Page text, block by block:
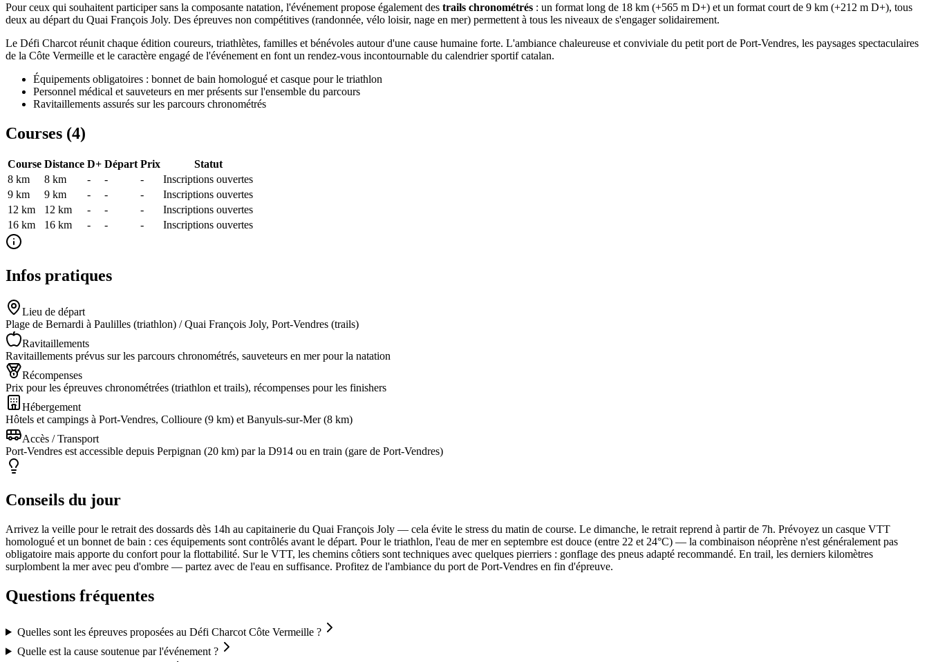
Pour ceux qui souhaitent participer sans la composante natation, l'événement propose également des trails chronométrés : un format long de 18 km (+565 m D+) et un format court de 9 km (+212 m D+), tous
deux au départ du Quai François Joly. Des épreuves non compétitives (randonnée, vélo loisir, nage en mer) permettent à tous les niveaux de s'engager solidairement.
Le Défi Charcot réunit chaque édition coureurs, triathlètes, familles et bénévoles autour d'une cause humaine forte. L'ambiance chaleureuse et conviviale du petit port de Port-Vendres, les paysages spectaculaires
de la Côte Vermeille et le caractère engagé de l'événement en font un rendez-vous incontournable du calendrier sportif catalan.
Équipements obligatoires : bonnet de bain homologué et casque pour le triathlon
Personnel médical et sauveteurs en mer présents sur l'ensemble du parcours
Ravitaillements assurés sur les parcours chronométrés
Courses (4)
Course Distance D+ Départ Prix
Statut
8 km
8 km - - -
Inscriptions ouvertes
9 km
9 km - - -
Inscriptions ouvertes
12 km
12 km - - -
Inscriptions ouvertes
16 km
16 km - - - Inscriptions ouvertes
Infos pratiques
Lieu de départ
Plage de Bernardi à Paulilles (triathlon) / Quai François Joly, Port-Vendres (trails)
Ravitaillements
Ravitaillements prévus sur les parcours chronométrés, sauveteurs en mer pour la natation
Récompenses
Prix pour les épreuves chronométrées (triathlon et trails), récompenses pour les finishers
Hébergement
Hôtels et campings à Port-Vendres, Collioure (9 km) et Banyuls-sur-Mer (8 km)
Accès / Transport
Port-Vendres est accessible depuis Perpignan (20 km) par la D914 ou en train (gare de Port-Vendres)
Conseils du jour
Arrivez la veille pour le retrait des dossards dès 14h au capitainerie du Quai François Joly — cela évite le stress du matin de course. Le dimanche, le retrait reprend à partir de 7h. Prévoyez un casque VTT
homologué et un bonnet de bain : ces équipements sont contrôlés avant le départ. Pour le triathlon, l'eau de mer en septembre est douce (entre 22 et 24°C) — la combinaison néoprène n'est généralement pas
obligatoire mais apporte du confort pour la flottabilité. Sur le VTT, les chemins côtiers sont techniques avec quelques pierriers : gonflage des pneus adapté recommandé. En trail, les derniers kilomètres
surplombent la mer avec peu d'ombre — partez avec de l'eau en suffisance. Profitez de l'ambiance du port de Port-Vendres en fin d'épreuve.
Questions fréquentes
Quelles sont les épreuves proposées au Défi Charcot Côte Vermeille ?
Quelle est la cause soutenue par l'événement ?